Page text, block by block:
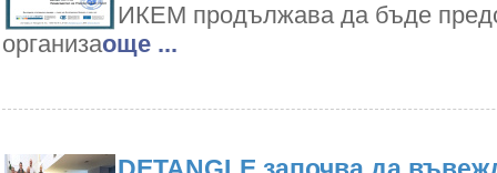
ИКЕМ продължава да бъде
организаoще ...